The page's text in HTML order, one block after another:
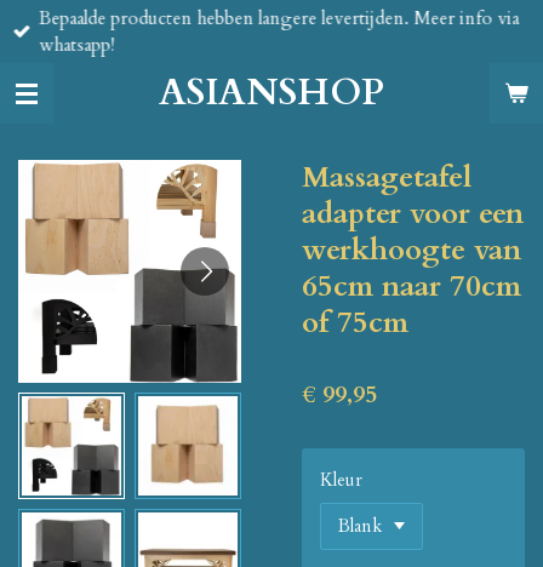
Ga
direct
de
ASIANSHOP
Bepaalde producten hebben langere levertijden. Meer info via
whatsapp!
Massagetafel
adapter voor een
werkhoogte van
65cm naar 70cm
of 75cm
€ 99,95
Kleur